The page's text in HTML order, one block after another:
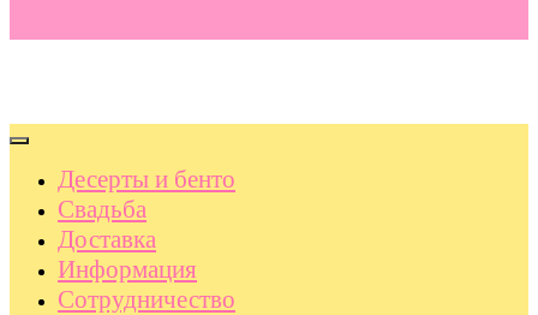
Десерты и бенто
Свадьба
Доставка
Информация
Сотрудничество